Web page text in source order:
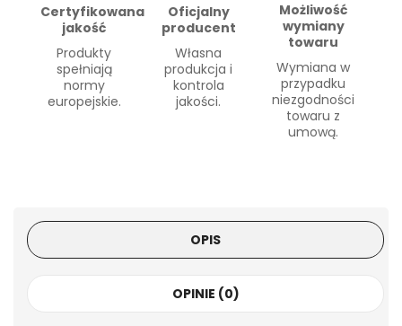
Certyfikowana
jakość
Produkty
spełniają
normy
europejskie.
Oficjalny
producent
Własna
produkcja i
kontrola
jakości.
Możliwość
wymiany
towaru
Wymiana w
przypadku
niezgodności
towaru z
umową.
OPIS
OPINIE (0)